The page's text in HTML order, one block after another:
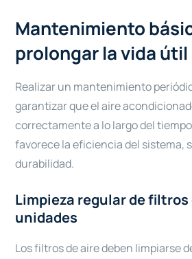
Mantenimiento
prolongar la vida útil
Realizar un mantenimiento
garantizar que el aire
correctamente a lo largo del
favorece la eficiencia del sistema,
durabilidad.
Limpieza regular de filtros
unidades
Los filtros de aire deben limpiarse